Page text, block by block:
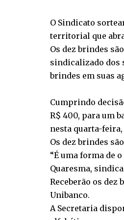
O Sindicato
territorial que
Os dez brindes
sindicalizado dos
brindes em suas
Cumprindo
R$ 400, para um
nesta quarta-feira,
Os dez brindes
“É uma forma de
Quaresma,
Receberão os dez
Unibanco.
A Secretaria